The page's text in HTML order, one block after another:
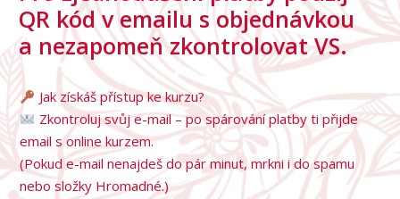
QR kód v emailu s objednávkou
a nezapomeň zkontrolovat VS.
Jak získáš přístup ke kurzu?
Zkontroluj svůj e-mail – po spárování platby ti přijde
email s online kurzem.
(Pokud e-mail nenajdeš do pár minut, mrkni i do spamu
nebo složky Hromadné.)